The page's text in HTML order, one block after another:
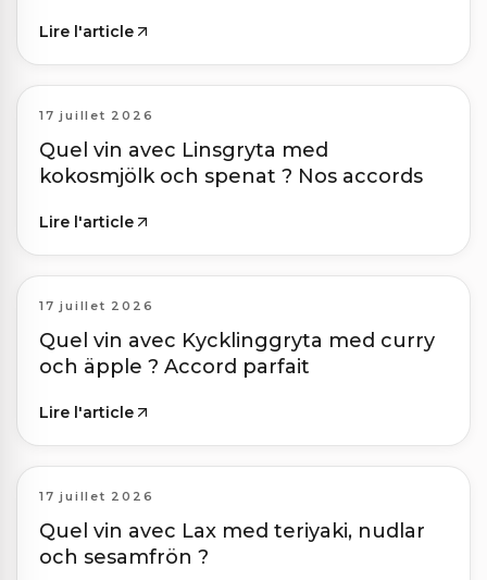
Lire l'article
17 juillet 2026
Quel vin avec Linsgryta med
kokosmjölk och spenat ? Nos accords
Lire l'article
17 juillet 2026
Quel vin avec Kycklinggryta med curry
och äpple ? Accord parfait
Lire l'article
17 juillet 2026
Quel vin avec Lax med teriyaki, nudlar
och sesamfrön ?